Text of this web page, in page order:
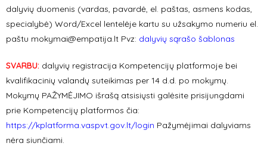
dalyvių duomenis (vardas, pavardė, el. paštas, asmens kodas,
specialybė) Word/Excel lentelėje kartu su užsakymo numeriu el.
paštu mokymai@empatija.lt Pvz: dalyvių sąrašo šablonas
SVARBU: dalyvių registracija Kompetencijų platformoje bei
kvalifikacinių valandų suteikimas per 14 d.d. po mokymų.
Mokymų PAŽYMĖJIMO išrašą atsisiųsti galėsite prisijungdami
prie Kompetencijų platformos čia:
https://kplatforma.vaspvt.gov.lt/login Pažymėjimai dalyviams
nėra siunčiami.